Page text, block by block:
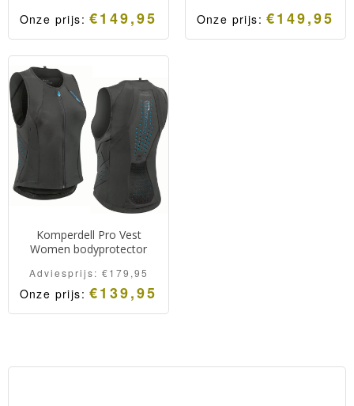
Onze prijs:€149,95
Veilige, comfortabele
rugprotector van
Komperdell uitgevoerd als
vest.
Onze prijs:€149,95
Veilige, comfortabele
Komperdell Pro Vest
Women bodyprotector
Adviesprijs: €179,95
Onze prijs:€139,95
Komperdell Pro Vest
rug protector uitgevoerd